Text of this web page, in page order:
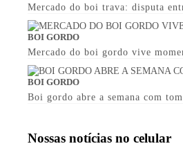
Mercado do boi trava: disputa
BOI GORDO
Mercado do boi gordo vive
BOI GORDO
Boi gordo abre a semana com
Nossas notíciasno celular